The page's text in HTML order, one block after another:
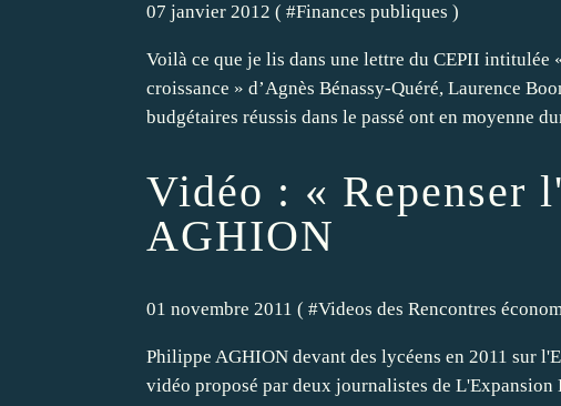
07 janvier 2012 ( #Finances publiques )
Voilà ce que je lis dans une lettre du CEPII intitulée
croissance » d’Agnès Bénassy-Quéré, Laurence
budgétaires réussis dans le passé ont en moyenne
Vidéo : « Repenser
AGHION
01 novembre 2011 ( #Videos des Rencontres
Philippe AGHION devant des lycéens en 2011 sur
vidéo proposé par deux journalistes de